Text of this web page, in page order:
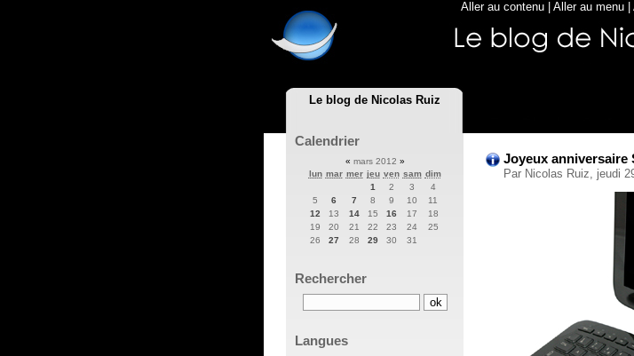
Le blog de Nicolas Ruiz
Aller au contenu Aller au menu
Joyeux anniversaire
Par Nicolas Ruiz, jeudi
Calendrier
« mars 2012 »
lun mar mer jeu ven sam dim
1
2 3
4
5
6 7 8 9 10
11
12
13 14 15 16 17
18
19
20 21 22 23 24
25
26
27 28 29 30 31
Rechercher
Langues